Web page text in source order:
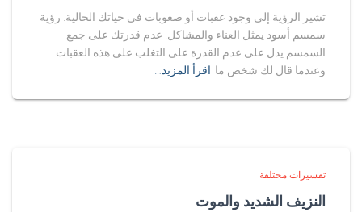
تشير الرؤية إلى وجود عقبات أو صعوبات في حياتك الحالية. رؤية
سمسم أسود يمثل العناء والمشاكل. عدم قدرتك على جمع
السمسم يدل على عدم القدرة على التغلب على هذه العقبات.
وعندما قال لك شخص ما اقرأ المزيد…
تفسيرات مختلفة
النزيف الشديد والموت